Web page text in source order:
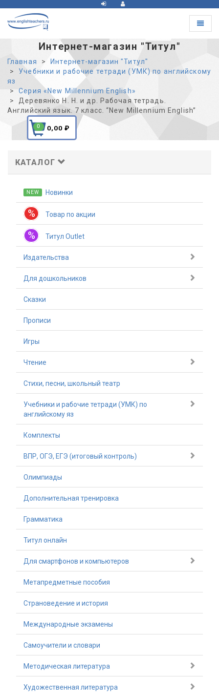
Toggle
Интернет-магазин "Титул"
Главная
Интернет-магазин "Титул"
Учебники и рабочие тетради (УМК) по английскому
яз
Серия «New Millennium English»
Деревянко Н. Н. и др. Рабочая тетрадь.
Английский язык. 7 класс. “New Millennium English”
0 0,00 ₽
КАТАЛОГ
NEW Новинки
% Товар по акции
% Титул Outlet
Издательства
Для дошкольников
Сказки
Прописи
Игры
Чтение
Стихи, песни, школьный театр
Учебники и рабочие тетради (УМК) по
английскому яз
Комплекты
ВПР, ОГЭ, ЕГЭ (итоговый контроль)
Олимпиады
Дополнительная тренировка
Грамматика
Титул онлайн
Для смартфонов и компьютеров
Метапредметные пособия
Страноведение и история
Международные экзамены
Самоучители и словари
Методическая литература
Художественная литература